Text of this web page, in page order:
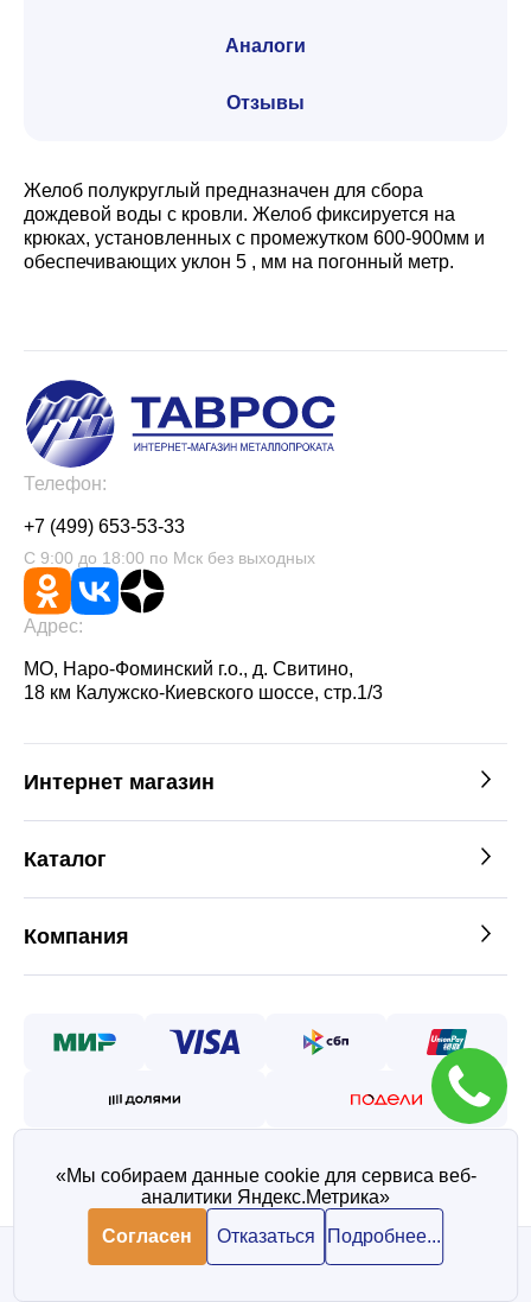
Запросить цену товара
В корзину
Аналоги
Отзывы
Желоб полукруглый предназначен для сбора
дождевой воды с кровли. Желоб фиксируется на
крюках, установленных с промежутком 600-900мм и
обеспечивающих уклон 5 , мм на погонный метр.
Телефон:
+7 (499) 653-53-33
С 9:00 до 18:00 по Мск без выходных
Адрес:
МО, Наро-Фоминский г.о., д. Свитино,
18 км Калужско-Киевского шоссе, стр.1/3
Интернет магазин
Каталог
Компания
©2026 — Таврос интернет
магазин металлопроката
Политика конфиденциальности
Согласие на обработку персональных данных
«Мы собираем данные cookie для сервиса веб-
аналитики Яндекс.Метрика»
Согласен
Отказаться Подробнее...